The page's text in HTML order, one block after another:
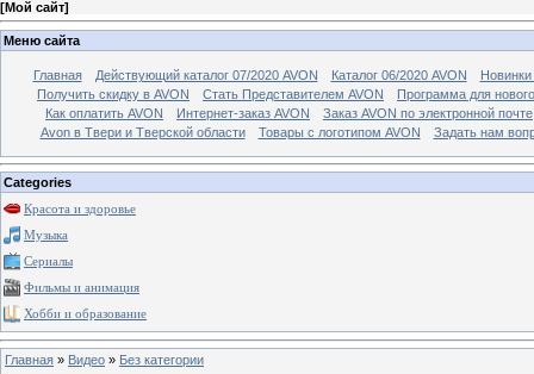
[Мой сайт]
Меню сайта
Главная Действующий каталог 07/2020 AVON Каталог 06/2020 AVON
Новинки
Получить скидку в AVON
Стать Представителем AVON
Программа для
Как оплатить AVON
Интернет-заказ AVON
Заказ AVON по электронной почте
Avon в Твери и Тверской области
Товары с логотипом AVON Задать нам
Categories
Красота и здоровье
Музыка
Сериалы
Фильмы и анимация
Хобби и образование
Главная » Видео » Без категории